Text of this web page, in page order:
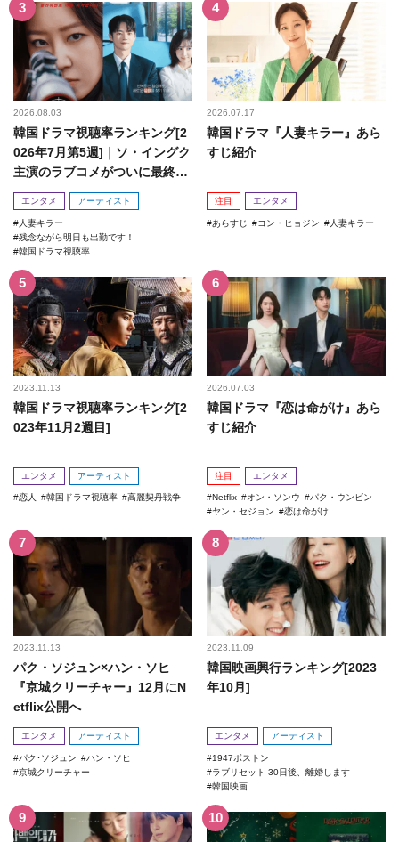
2026.08.03
韓国ドラマ視聴率ランキング[2
026年7月第5週]｜ソ・イングク
主演のラブコメがついに最終
回！
エンタメ アーティスト
人妻キラー
残念ながら明日も出勤です！
韓国ドラマ視聴率
2026.07.17
韓国ドラマ『人妻キラー』あら
すじ紹介
注目 エンタメ
あらすじ コン・ヒョジン 人妻キラー
2023.11.13
韓国ドラマ視聴率ランキング[2
023年11月2週目]
エンタメ アーティスト
恋人 韓国ドラマ視聴率 高麗契丹戦争
2026.07.03
韓国ドラマ『恋は命がけ』あら
すじ紹介
注目 エンタメ
Netflix オン・ソンウ
パク・ウンビン
ヤン・セジョン
恋は命がけ
2023.11.13
パク・ソジュン×ハン・ソヒ
『京城クリーチャー』12月にN
etflix公開へ
エンタメ アーティスト
パク･ソジュン
ハン・ソヒ
京城クリーチャー
2023.11.09
韓国映画興行ランキング[2023
年10月]
エンタメ アーティスト
1947ボストン
ラブリセット 30日後、離婚します
韓国映画